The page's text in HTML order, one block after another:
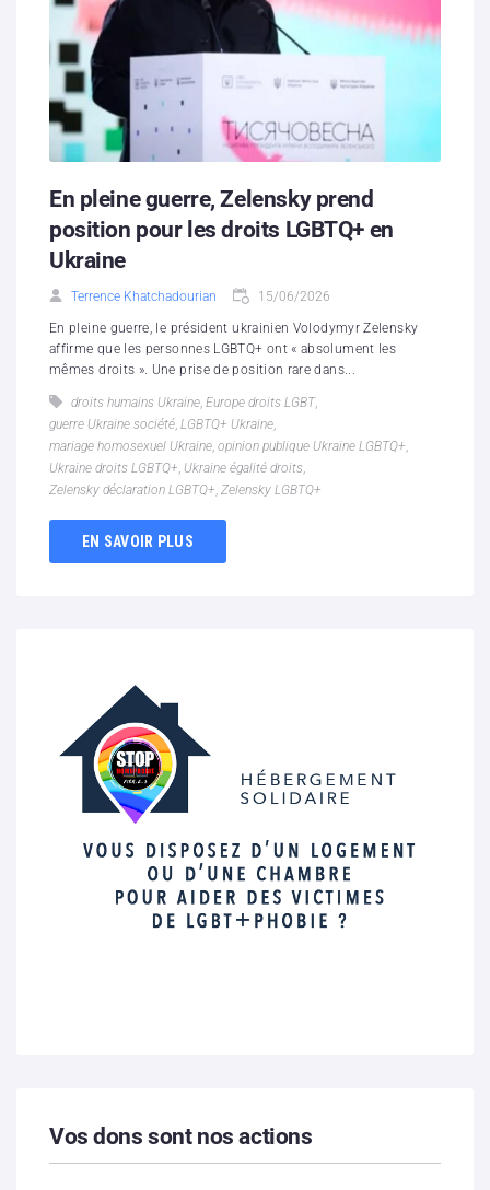
Hébergement solidaire
En pleine guerre, Zelensky prend
position pour les droits LGBTQ+ en
Ukraine
Terrence Khatchadourian 15/06/2026
En pleine guerre, le président ukrainien Volodymyr Zelensky
affirme que les personnes LGBTQ+ ont « absolument les
mêmes droits ». Une prise de position rare dans...
droits humains Ukraine, Europe droits LGBT,
guerre Ukraine société, LGBTQ+ Ukraine,
mariage homosexuel Ukraine, opinion publique Ukraine LGBTQ+,
Ukraine droits LGBTQ+, Ukraine égalité droits,
Zelensky déclaration LGBTQ+, Zelensky LGBTQ+
EN SAVOIR PLUS
Vos dons sont nos actions